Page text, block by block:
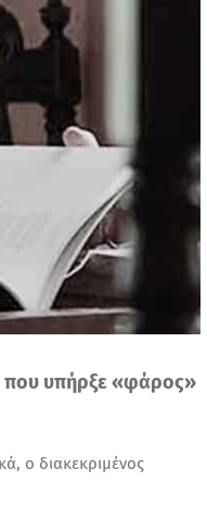
που υπήρξε «φάρος»
ο διακεκριμένος